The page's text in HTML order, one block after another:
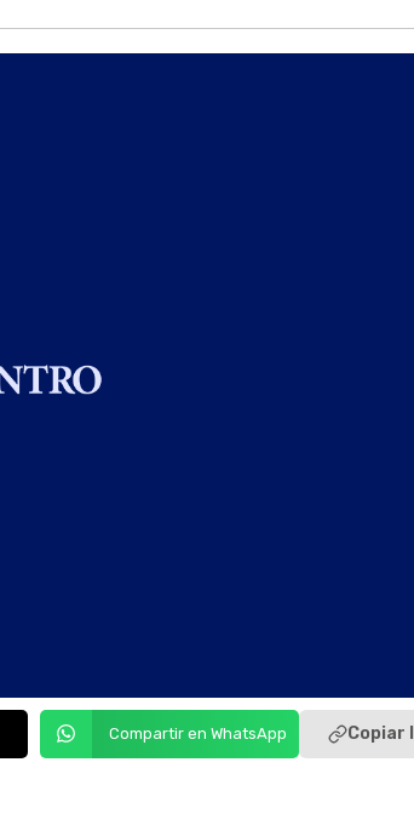
Compartir en WhatsApp Copiar